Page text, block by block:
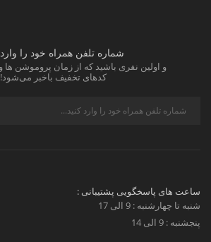
شماره تلفن همراه خود را وارد
و اولین نفری باشید که از زمان پروموشن ها
کدهای تخفیف باخبر می‌شود!
ساعت های پاسخگویی پشتیبانی :
شنبه تا چهارشنبه : 9 الی 17
پنجشنبه : 9 الی 14